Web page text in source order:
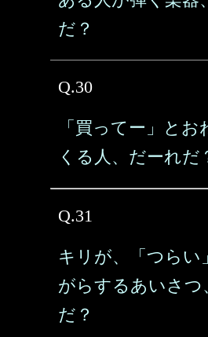
だ？
Q.30
「買ってー」と
くる人、だーれだ
Q.31
キリが、「つらい
がらするあいさつ
だ？